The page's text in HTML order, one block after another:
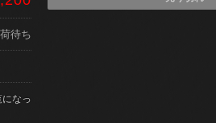
待ち
なっ